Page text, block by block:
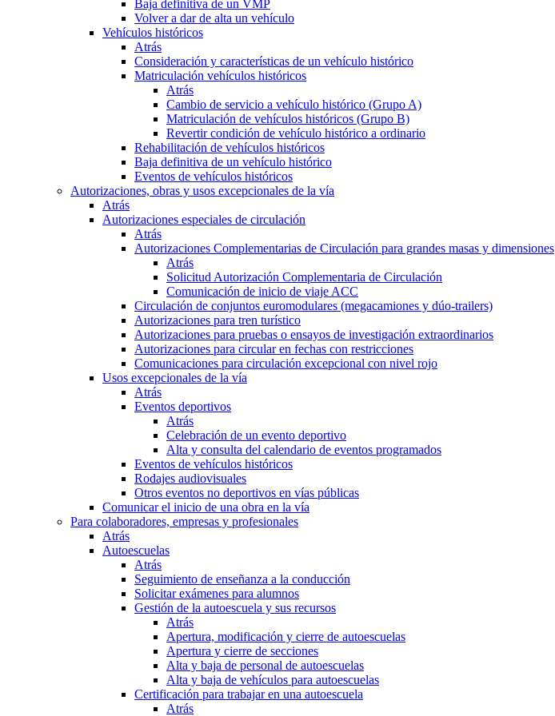
Baja definitiva de un VMP
Volver a dar de alta un vehículo
Vehículos históricos
Atrás
Consideración y características de un vehículo histórico
Matriculación vehículos históricos
Atrás
Cambio de servicio a vehículo histórico (Grupo A)
Matriculación de vehículos históricos (Grupo B)
Revertir condición de vehículo histórico a ordinario
Rehabilitación de vehículos históricos
Baja definitiva de un vehículo histórico
Eventos de vehículos históricos
Autorizaciones, obras y usos excepcionales de la vía
Atrás
Autorizaciones especiales de circulación
Atrás
Autorizaciones Complementarias de Circulación para grandes masas y dimensiones
Atrás
Solicitud Autorización Complementaria de Circulación
Comunicación de inicio de viaje ACC
Circulación de conjuntos euromodulares (megacamiones y dúo-trailers)
Autorizaciones para tren turístico
Autorizaciones para pruebas o ensayos de investigación extraordinarios
Autorizaciones para circular en fechas con restricciones
Comunicaciones para circulación excepcional con nivel rojo
Usos excepcionales de la vía
Atrás
Eventos deportivos
Atrás
Celebración de un evento deportivo
Alta y consulta del calendario de eventos programados
Eventos de vehículos históricos
Rodajes audiovisuales
Otros eventos no deportivos en vías públicas
Comunicar el inicio de una obra en la vía
Para colaboradores, empresas y profesionales
Atrás
Autoescuelas
Atrás
Seguimiento de enseñanza a la conducción
Solicitar exámenes para alumnos
Gestión de la autoescuela y sus recursos
Atrás
Apertura, modificación y cierre de autoescuelas
Apertura y cierre de secciones
Alta y baja de personal de autoescuelas
Alta y baja de vehículos para autoescuelas
Certificación para trabajar en una autoescuela
Atrás